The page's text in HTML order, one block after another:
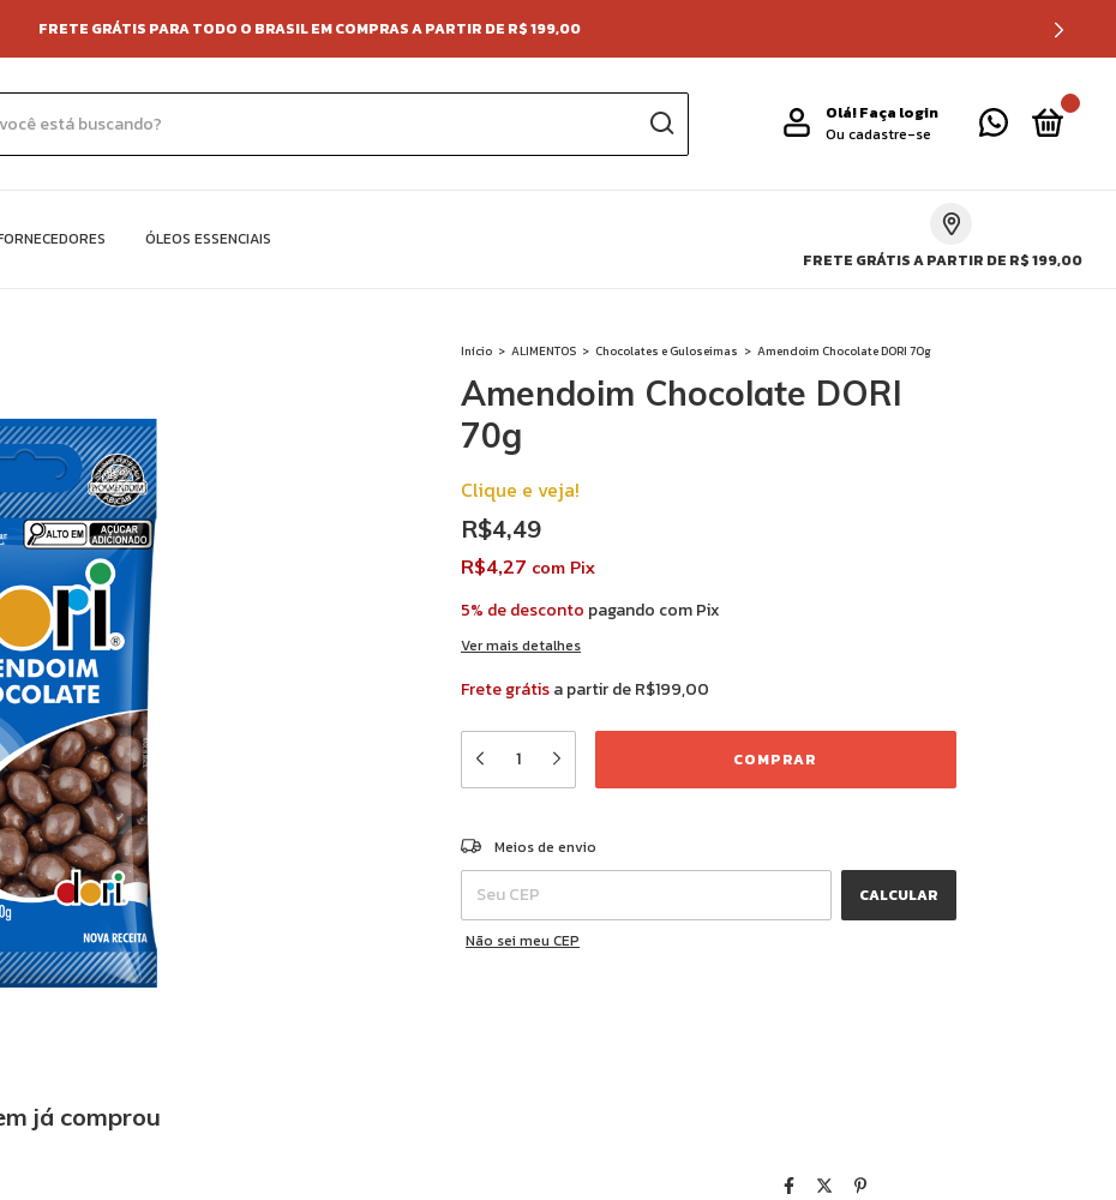
FRETE GRÁTIS PARA TODO O BRASIL EM COMPRAS A PARTIR DE R$ 199,00
Olá!Faça login
Ou cadastre-se
ÓLEOS ESSENCIAIS
FRETE GRÁTIS A PARTIR DE R$ 199,00
Início > ALIMENTOS > Chocolates e Guloseimas > Amendoim Chocolate DORI 70g
Amendoim Chocolate DORI
70g
Clique e veja!
R$4,49
R$4,27 com Pix
5% de desconto pagando com Pix
Ver mais detalhes
Frete grátisa partir deR$199,00
Entregas para o CEP:
Meios de envio
CALCULAR
Não sei meu CEP
já comprou